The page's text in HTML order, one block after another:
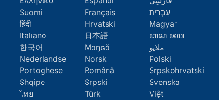
Suomi
Français
עִבְרִית
हिंदी
Hrvatski
Magyar
Italiano
日本語
ꦧꦱ ꦗꦮ
한국어
Mɔŋɢɔ̆
ملايو
Nederlandse
Norsk
Polski
Portoghese
Română
Srpskohrvatski
Shqipe
Srpski
Svenska
ไทย
Türk
Việt